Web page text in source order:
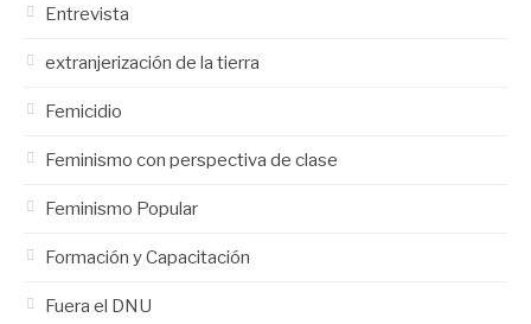
Entrevista
extranjerización de la tierra
Femicidio
Feminismo con perspectiva de clase
Feminismo Popular
Formación y Capacitación
Fuera el DNU